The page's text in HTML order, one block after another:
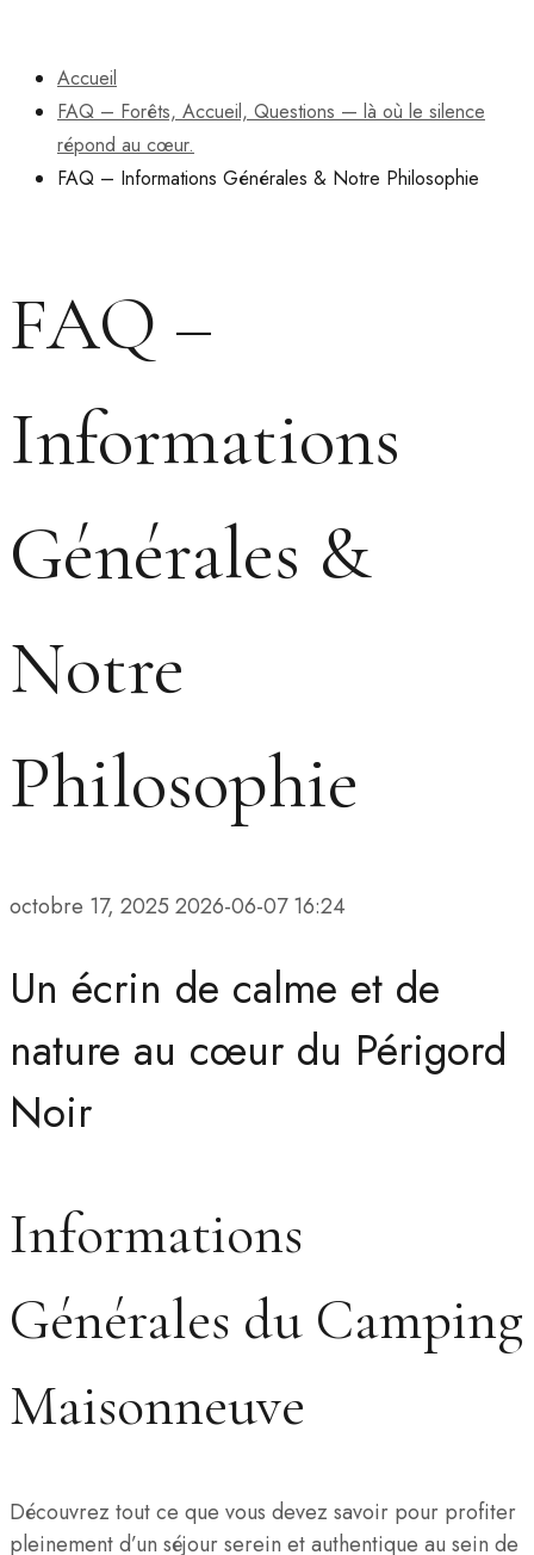
Accueil
FAQ – Forêts, Accueil, Questions — là où le silence
répond au cœur.
FAQ – Informations Générales & Notre Philosophie
FAQ –
Informations
Générales &
Notre
Philosophie
octobre 17, 2025 2026-06-07 16:24
Un écrin de calme et de
nature au cœur du Périgord
Noir
Informations
Générales du Camping
Maisonneuve
Découvrez tout ce que vous devez savoir pour profiter
pleinement d’un séjour serein et authentique au sein de